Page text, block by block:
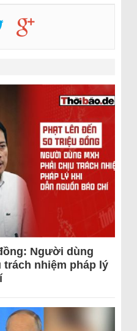
Người dùng
trách nhiệm pháp lý